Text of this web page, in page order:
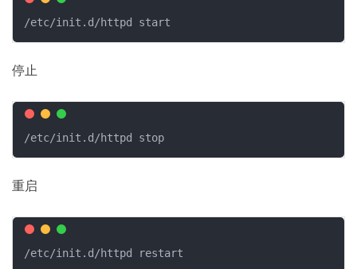
/etc/init.d/httpd start
停止
/etc/init.d/httpd stop
重启
/etc/init.d/httpd restart